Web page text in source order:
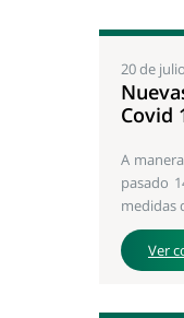
20 de
Covid
A
pasado
medidas
Ver